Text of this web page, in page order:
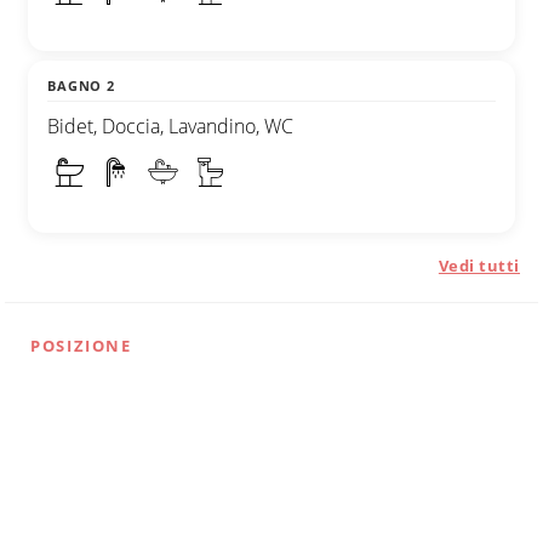
BAGNO 2
Bidet, Doccia, Lavandino, WC
Vedi tutti
POSIZIONE